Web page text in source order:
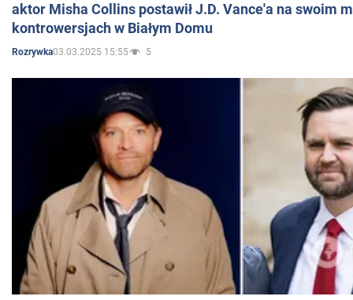
aktor Misha Collins postawił J.D. Vance'a na swoim
kontrowersjach w Białym Domu
Rozrywka03.03.2025 15:55 5